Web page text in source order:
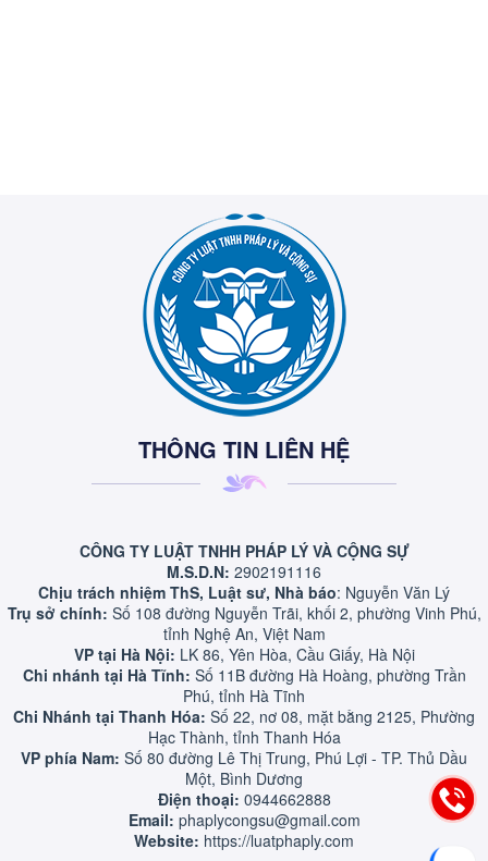
THÔNG TIN LIÊN HỆ
CÔNG TY LUẬT TNHH PHÁP LÝ VÀ CỘNG SỰ
M.S.D.N: 2902191116
Chịu trách nhiệm ThS, Luật sư, Nhà báo: Nguyễn Văn Lý
Trụ sở chính: Số 108 đường Nguyễn Trãi, khối 2, phường Vinh Phú,
tỉnh Nghệ An, Việt Nam
VP tại Hà Nội: LK 86, Yên Hòa, Cầu Giấy, Hà Nội
Chi nhánh tại Hà Tĩnh: Số 11B đường Hà Hoàng, phường Trần
Phú, tỉnh Hà Tĩnh
Chi Nhánh tại Thanh Hóa: Số 22, nơ 08, mặt bằng 2125, Phường
Hạc Thành, tỉnh Thanh Hóa
VP phía Nam: Số 80 đường Lê Thị Trung, Phú Lợi - TP. Thủ Dầu
Một, Bình Dương
Điện thoại: 0944662888
Email: phaplycongsu@gmail.com
Website: https://luatphaply.com